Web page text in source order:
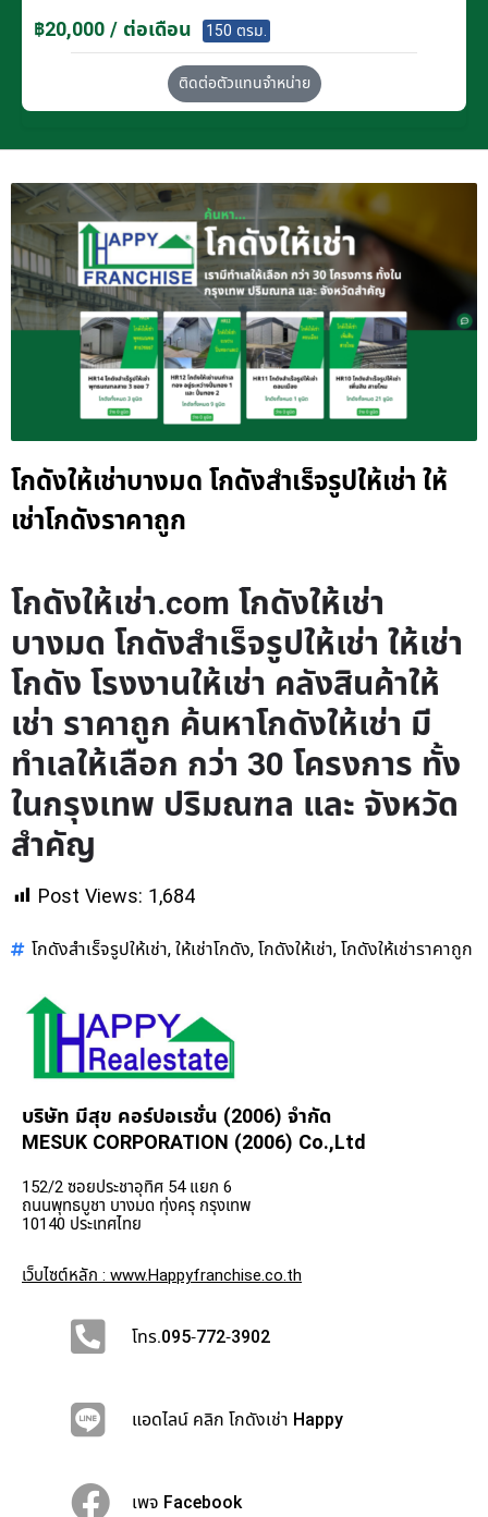
฿20,000 / ต่อเดือน 150 ตรม.
ติดต่อตัวแทนจำหน่าย
โกดังให้เช่าบางมด โกดังสำเร็จรูปให้เช่า ให้
เช่าโกดังราคาถูก
โกดังให้เช่า.com โกดังให้เช่า
บางมด โกดังสำเร็จรูปให้เช่า ให้เช่า
โกดัง โรงงานให้เช่า คลังสินค้าให้
เช่า ราคาถูก ค้นหาโกดังให้เช่า มี
ทำเลให้เลือก กว่า 30 โครงการ ทั้ง
ในกรุงเทพ ปริมณฑล และ จังหวัด
สำคัญ
Post Views: 1,684
โกดังสำเร็จรูปให้เช่า, ให้เช่าโกดัง, โกดังให้เช่า, โกดังให้เช่าราคาถูก
บริษัท มีสุข คอร์ปอเรชั่น (2006) จำกัด
MESUK CORPORATION (2006) Co.,Ltd
152/2 ซอยประชาอุทิศ 54 แยก 6
ถนนพุทธบูชา บางมด ทุ่งครุ กรุงเทพ
10140 ประเทศไทย
เว็บไซต์หลัก : www.Happyfranchise.co.th
โทร.095-772-3902
แอดไลน์ คลิก โกดังเช่า Happy
เพจ Facebook